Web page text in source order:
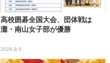
高校囲碁全国大会、団体戦は
灘・南山女子部が優勝
2026.8.5